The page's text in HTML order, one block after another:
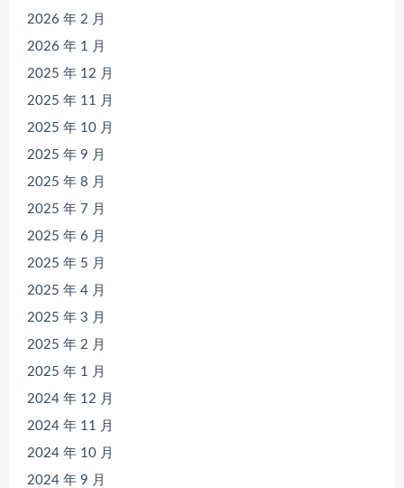
2026 年 2 月
2026 年 1 月
2025 年 12 月
2025 年 11 月
2025 年 10 月
2025 年 9 月
2025 年 8 月
2025 年 7 月
2025 年 6 月
2025 年 5 月
2025 年 4 月
2025 年 3 月
2025 年 2 月
2025 年 1 月
2024 年 12 月
2024 年 11 月
2024 年 10 月
2024 年 9 月